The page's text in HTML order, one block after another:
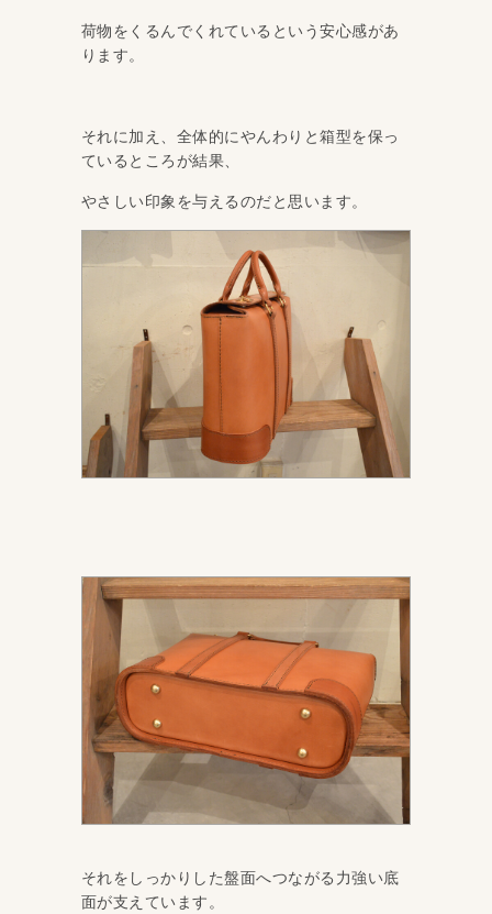
荷物をくるんでくれているという安心感があ
ります。
それに加え、全体的にやんわりと箱型を保っ
ているところが結果、
やさしい印象を与えるのだと思います。
それをしっかりした盤面へつながる力強い底
面が支えています。